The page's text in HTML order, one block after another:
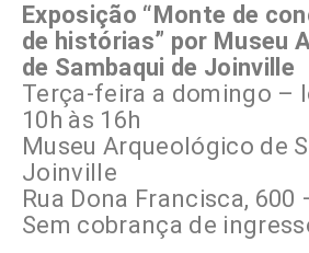
Exposição “Monte de
de histórias” por Museu
de Sambaqui de Joinville
Terça-feira a domingo –
10h às 16h
Museu Arqueológico de
Joinville
Rua Dona Francisca, 600
Sem cobrança de